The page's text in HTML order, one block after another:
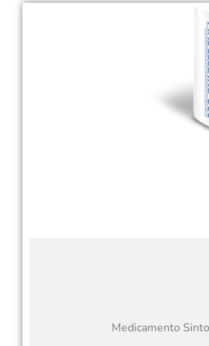
Medicamento